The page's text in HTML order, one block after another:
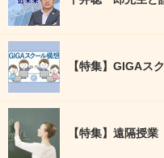
【特集】GIGAス
【特集】遠隔授業